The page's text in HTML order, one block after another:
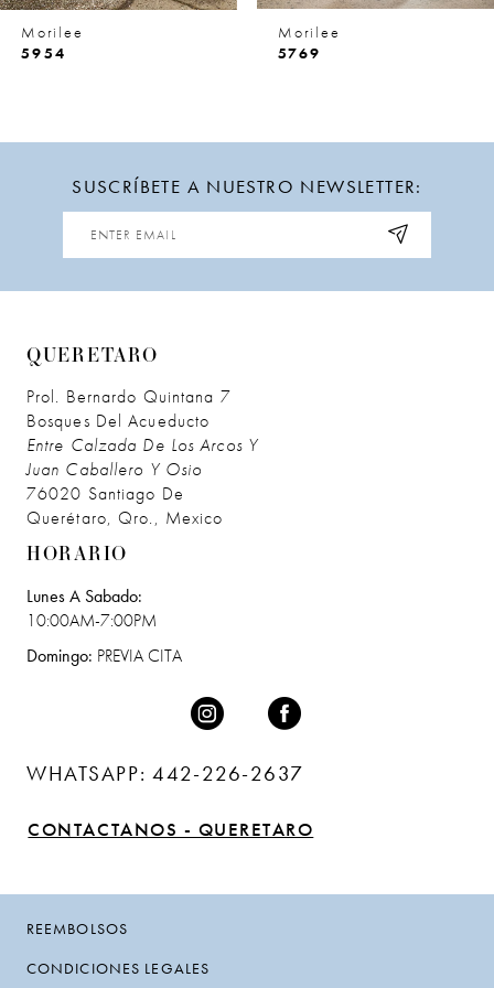
8
9
11
14
Morilee
5954
Morilee
5769
SUSCRÍBETE A NUESTRO NEWSLETTER:
QUERETARO
Prol. Bernardo Quintana 7
Bosques Del Acueducto
Entre Calzada De Los Arcos Y
Juan Caballero Y Osio
76020 Santiago De
Querétaro, Qro., Mexico
HORARIO
Lunes A Sabado:
10:00AM-7:00PM
Domingo: PREVIA CITA
WHATSAPP: 442-226-2637
CONTACTANOS - QUERETARO
REEMBOLSOS
CONDICIONES LEGALES